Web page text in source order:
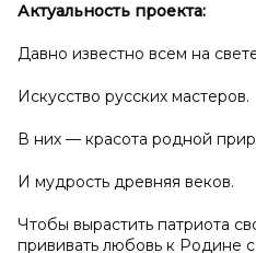
Актуальность проекта:
Давно известно всем на
Искусство русских мастеров.
В них — красота родной
И мудрость древняя веков.
Чтобы вырастить патриота
прививать любовь к Родине